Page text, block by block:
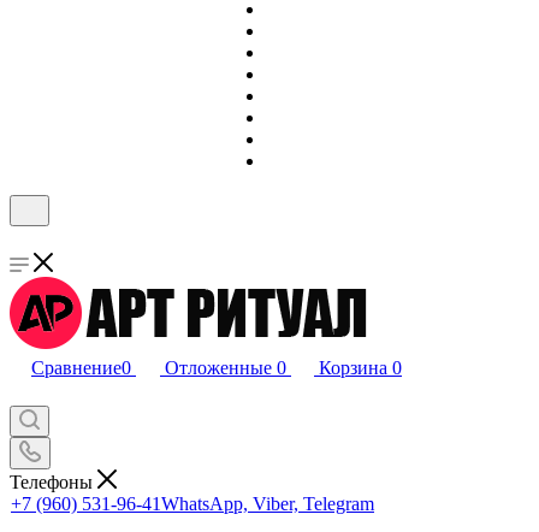
Сравнение0 Отложенные 0 Корзина 0
Телефоны
+7 (960) 531-96-41WhatsApp, Viber, Telegram